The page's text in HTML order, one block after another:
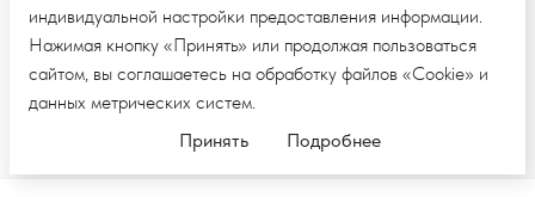
индивидуальной настройки предоставления информации.
Нажимая кнопку «Принять» или продолжая пользоваться
сайтом, вы соглашаетесь на обработку файлов «Cookie» и
данных метрических систем.
Принять
Подробнее